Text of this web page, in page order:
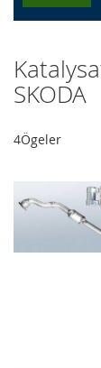
SKODA
4Ögeler